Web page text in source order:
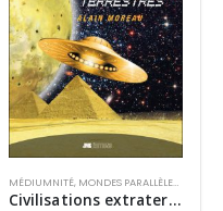
MÉDIUMNITÉ, MONDES PARALLÈLES
Civilisations extraterrestres 2 – Révélations extraterrestres